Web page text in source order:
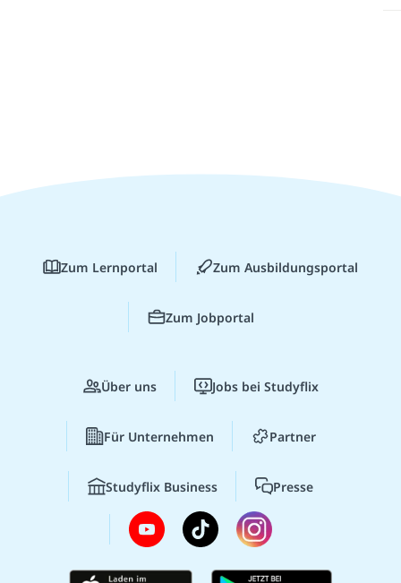
Zum Lernportal Zum Ausbildungsportal
Zum Jobportal
Über uns Jobs bei Studyflix
Für Unternehmen Partner
Studyflix Business Presse